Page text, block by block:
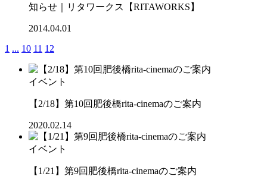
知らせ｜リタワークス【RITAWORKS】
2014.04.01
1 ... 10 11 12
イベント
【2/18】第10回肥後橋rita-cinemaのご案内
2020.02.14
イベント
【1/21】第9回肥後橋rita-cinemaのご案内